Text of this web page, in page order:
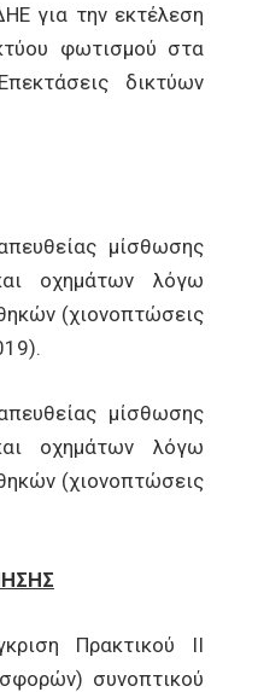
για την εκτέλεση
φωτισμού στα
δικτύων
μίσθωσης
οχημάτων λόγω
(χιονοπτώσεις
μίσθωσης
οχημάτων λόγω
(χιονοπτώσεις
Πρακτικού ΙΙ
συνοπτικού